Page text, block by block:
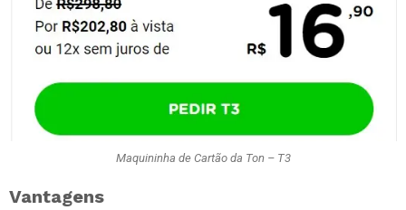
Maquininha de Cartão da Ton – T3
Vantagens